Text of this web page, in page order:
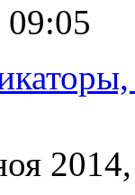
09:05